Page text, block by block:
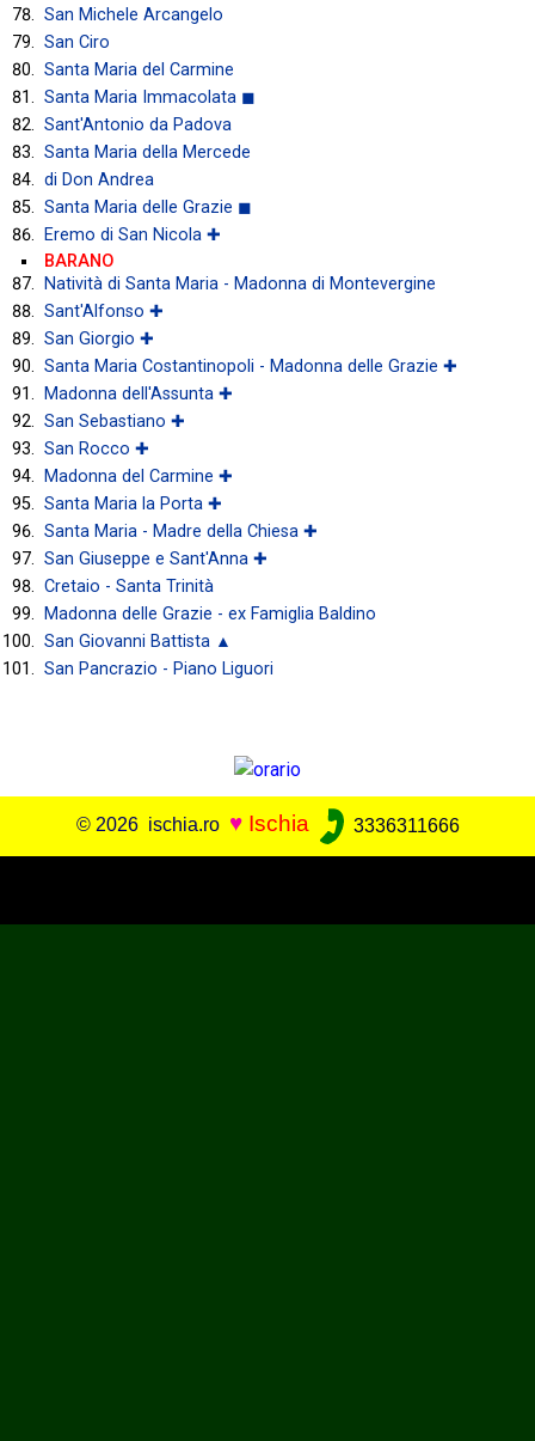
San Michele Arcangelo
San Ciro
Santa Maria del Carmine
Santa Maria Immacolata ◼
Sant'Antonio da Padova
Santa Maria della Mercede
di Don Andrea
Santa Maria delle Grazie ◼
Eremo di San Nicola ✚
BARANO
Natività di Santa Maria - Madonna di Montevergine
Sant'Alfonso ✚
San Giorgio ✚
Santa Maria Costantinopoli - Madonna delle Grazie ✚
Madonna dell'Assunta ✚
San Sebastiano ✚
San Rocco ✚
Madonna del Carmine ✚
Santa Maria la Porta ✚
Santa Maria - Madre della Chiesa ✚
San Giuseppe e Sant'Anna ✚
Cretaio - Santa Trinità
Madonna delle Grazie - ex Famiglia Baldino
San Giovanni Battista ▲
San Pancrazio - Piano Liguori
© 2026 ischia.ro ♥ Ischia 3336311666